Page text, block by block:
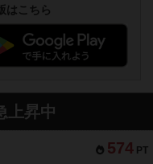
はこちら
上昇中
574 PT